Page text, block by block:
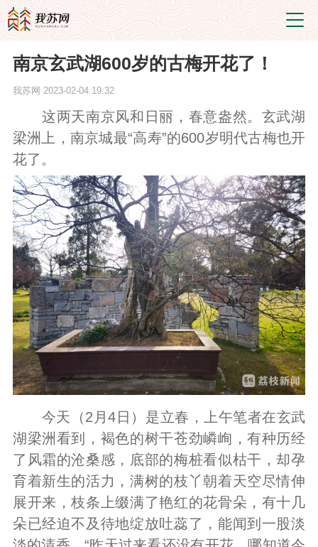
南京玄武湖600岁的古梅开花了！
我苏网 2023-02-04 19:32
这两天南京风和日丽，春意盎然。玄武湖
梁洲上，南京城最“高寿”的600岁明代古梅也开
花了。
今天（2月4日）是立春，上午笔者在玄武
湖梁洲看到，褐色的树干苍劲嶙峋，有种历经
了风霜的沧桑感，底部的梅桩看似枯干，却孕
育着新生的活力，满树的枝丫朝着天空尽情伸
展开来，枝条上缀满了艳红的花骨朵，有十几
朵已经迫不及待地绽放吐蕊了，能闻到一股淡